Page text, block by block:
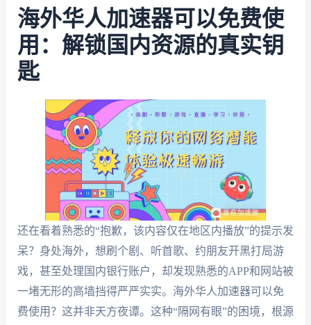
海外华人加速器可以免费使
用：解锁国内资源的真实钥
匙
还在看着熟悉的“抱歉，该内容仅在地区内播放”的提示发
呆？身处海外，想刷个剧、听首歌、约朋友开黑打局游
戏，甚至处理国内银行账户，却发现熟悉的APP和网站被
一堵无形的高墙挡得严严实实。海外华人加速器可以免
费使用？这并非天方夜谭。这种“隔网有眼”的困境，根源